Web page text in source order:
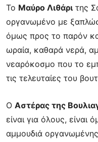
Το Μαύρο Λιθάρι της
οργανωμένο με
όμως προς το παρόν
ωραία, καθαρά νερά,
νεαρόκοσμο που το
τις τελευταίες του
Ο Αστέρας της
είναι για όλους, είναι
αμμουδιά